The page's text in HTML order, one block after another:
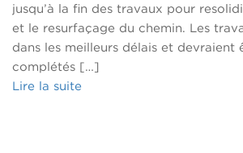
jusqu’à la fin des travaux pour
et le resurfaçage du chemin. Les
dans les meilleurs délais et devraient
complétés […]
Lire la suite